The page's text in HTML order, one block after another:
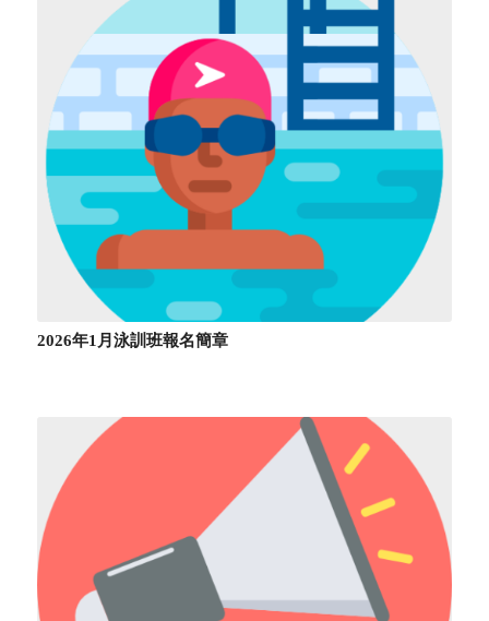
2026年1月泳訓班報名簡章